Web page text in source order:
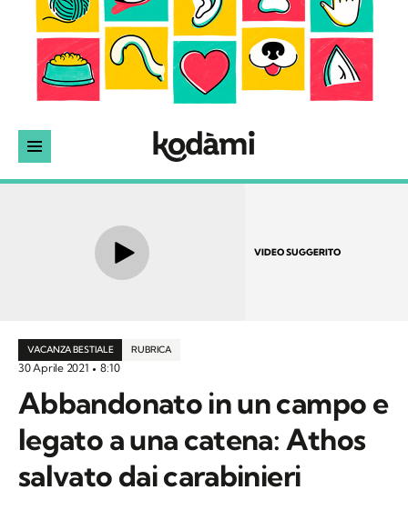
VIDEO SUGGERITO
VACANZA BESTIALE RUBRICA
30 Aprile 2021 8:10
Abbandonato in un campo e
legato a una catena: Athos
salvato dai carabinieri